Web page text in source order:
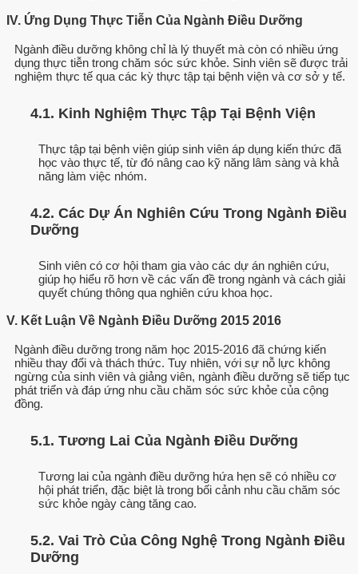
IV. Ứng Dụng Thực Tiễn Của Ngành Điều Dưỡng
Ngành điều dưỡng không chỉ là lý thuyết mà còn có nhiều ứng
dụng thực tiễn trong chăm sóc sức khỏe. Sinh viên sẽ được trải
nghiệm thực tế qua các kỳ thực tập tại bệnh viện và cơ sở y tế.
4.1. Kinh Nghiệm Thực Tập Tại Bệnh Viện
Thực tập tại bệnh viện giúp sinh viên áp dụng kiến thức đã
học vào thực tế, từ đó nâng cao kỹ năng lâm sàng và khả
năng làm việc nhóm.
4.2. Các Dự Án Nghiên Cứu Trong Ngành Điều
Dưỡng
Sinh viên có cơ hội tham gia vào các dự án nghiên cứu,
giúp họ hiểu rõ hơn về các vấn đề trong ngành và cách giải
quyết chúng thông qua nghiên cứu khoa học.
V. Kết Luận Về Ngành Điều Dưỡng 2015 2016
Ngành điều dưỡng trong năm học 2015-2016 đã chứng kiến
nhiều thay đổi và thách thức. Tuy nhiên, với sự nỗ lực không
ngừng của sinh viên và giảng viên, ngành điều dưỡng sẽ tiếp tục
phát triển và đáp ứng nhu cầu chăm sóc sức khỏe của cộng
đồng.
5.1. Tương Lai Của Ngành Điều Dưỡng
Tương lai của ngành điều dưỡng hứa hẹn sẽ có nhiều cơ
hội phát triển, đặc biệt là trong bối cảnh nhu cầu chăm sóc
sức khỏe ngày càng tăng cao.
5.2. Vai Trò Của Công Nghệ Trong Ngành Điều
Dưỡng